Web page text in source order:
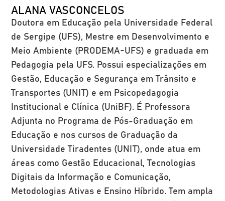
ALANA VASCONCELOS
Doutora em Educação pela Universidade Federal
de Sergipe (UFS), Mestre em Desenvolvimento e
Meio Ambiente (PRODEMA-UFS) e graduada em
Pedagogia pela UFS. Possui especializações em
Gestão, Educação e Segurança em Trânsito e
Transportes (UNIT) e em Psicopedagogia
Institucional e Clínica (UniBF). É Professora
Adjunta no Programa de Pós-Graduação em
Educação e nos cursos de Graduação da
Universidade Tiradentes (UNIT), onde atua em
áreas como Gestão Educacional, Tecnologias
Digitais da Informação e Comunicação,
Metodologias Ativas e Ensino Híbrido. Tem ampla